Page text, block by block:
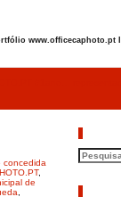
www.officecaphoto.pt
concedida
,
de